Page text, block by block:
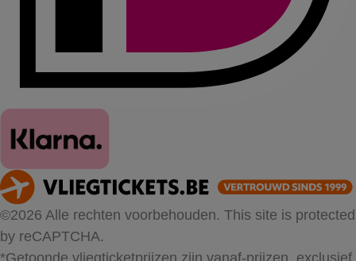
©2026 Alle rechten voorbehouden. This site is protected
by reCAPTCHA.
*Getoonde vliegticketprijzen zijn vanaf-prijzen, exclusief